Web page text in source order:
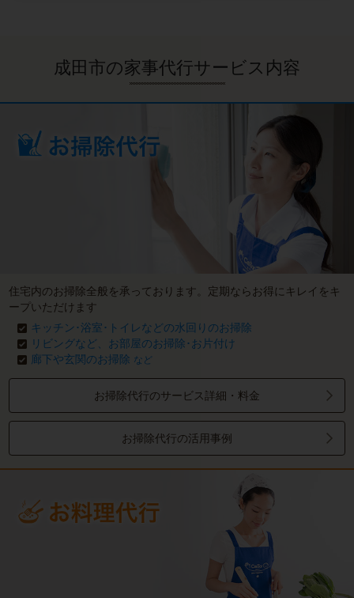
成田市の家事代行サービス内容
住宅内のお掃除全般を承っております。定期ならお得にキレイをキ
ープいただけます
キッチン･浴室･トイレなどの水回りのお掃除
リビングなど、お部屋のお掃除･お片付け
廊下や玄関のお掃除 など
お掃除代行のサービス詳細・料金
お掃除代行の活用事例